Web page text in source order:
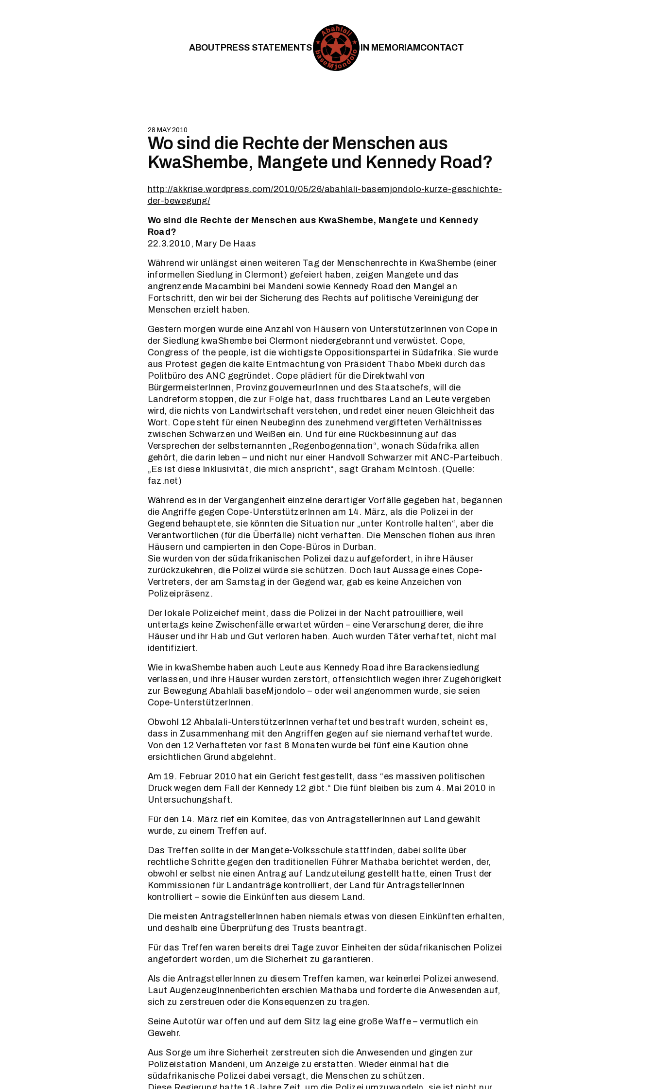
ABOUTPRESS STATEMENTS IN MEMORIAMCONTACT
28 MAY 2010
Wo sind die Rechte der Menschen aus
KwaShembe, Mangete und Kennedy Road?
http://akkrise.wordpress.com/2010/05/26/abahlali-basemjondolo-kurze-geschichte-
der-bewegung/
Wo sind die Rechte der Menschen aus KwaShembe, Mangete und Kennedy
Road?
22.3.2010, Mary De Haas
Während wir unlängst einen weiteren Tag der Menschenrechte in KwaShembe (einer
informellen Siedlung in Clermont) gefeiert haben, zeigen Mangete und das
angrenzende Macambini bei Mandeni sowie Kennedy Road den Mangel an
Fortschritt, den wir bei der Sicherung des Rechts auf politische Vereinigung der
Menschen erzielt haben.
Gestern morgen wurde eine Anzahl von Häusern von UnterstützerInnen von Cope in
der Siedlung kwaShembe bei Clermont niedergebrannt und verwüstet. Cope,
Congress of the people, ist die wichtigste Oppositionspartei in Südafrika. Sie wurde
aus Protest gegen die kalte Entmachtung von Präsident Thabo Mbeki durch das
Politbüro des ANC gegründet. Cope plädiert für die Direktwahl von
BürgermeisterInnen, ProvinzgouverneurInnen und des Staatschefs, will die
Landreform stoppen, die zur Folge hat, dass fruchtbares Land an Leute vergeben
wird, die nichts von Landwirtschaft verstehen, und redet einer neuen Gleichheit das
Wort. Cope steht für einen Neubeginn des zunehmend vergifteten Verhältnisses
zwischen Schwarzen und Weißen ein. Und für eine Rückbesinnung auf das
Versprechen der selbsternannten „Regenbogennation“, wonach Südafrika allen
gehört, die darin leben – und nicht nur einer Handvoll Schwarzer mit ANC-Parteibuch.
„Es ist diese Inklusivität, die mich anspricht“, sagt Graham McIntosh. (Quelle:
faz.net)
Während es in der Vergangenheit einzelne derartiger Vorfälle gegeben hat, begannen
die Angriffe gegen Cope-UnterstützerInnen am 14. März, als die Polizei in der
Gegend behauptete, sie könnten die Situation nur „unter Kontrolle halten“, aber die
Verantwortlichen (für die Überfälle) nicht verhaften. Die Menschen flohen aus ihren
Häusern und campierten in den Cope-Büros in Durban.
Sie wurden von der südafrikanischen Polizei dazu aufgefordert, in ihre Häuser
zurückzukehren, die Polizei würde sie schützen. Doch laut Aussage eines Cope-
Vertreters, der am Samstag in der Gegend war, gab es keine Anzeichen von
Polizeipräsenz.
Der lokale Polizeichef meint, dass die Polizei in der Nacht patrouilliere, weil
untertags keine Zwischenfälle erwartet würden – eine Verarschung derer, die ihre
Häuser und ihr Hab und Gut verloren haben. Auch wurden Täter verhaftet, nicht mal
identifiziert.
Wie in kwaShembe haben auch Leute aus Kennedy Road ihre Barackensiedlung
verlassen, und ihre Häuser wurden zerstört, offensichtlich wegen ihrer Zugehörigkeit
zur Bewegung Abahlali baseMjondolo – oder weil angenommen wurde, sie seien
Cope-UnterstützerInnen.
Obwohl 12 Ahbalali-UnterstützerInnen verhaftet und bestraft wurden, scheint es,
dass in Zusammenhang mit den Angriffen gegen auf sie niemand verhaftet wurde.
Von den 12 Verhafteten vor fast 6 Monaten wurde bei fünf eine Kaution ohne
ersichtlichen Grund abgelehnt.
Am 19. Februar 2010 hat ein Gericht festgestellt, dass “es massiven politischen
Druck wegen dem Fall der Kennedy 12 gibt.“ Die fünf bleiben bis zum 4. Mai 2010 in
Untersuchungshaft.
Für den 14. März rief ein Komitee, das von AntragstellerInnen auf Land gewählt
wurde, zu einem Treffen auf.
Das Treffen sollte in der Mangete-Volksschule stattfinden, dabei sollte über
rechtliche Schritte gegen den traditionellen Führer Mathaba berichtet werden, der,
obwohl er selbst nie einen Antrag auf Landzuteilung gestellt hatte, einen Trust der
Kommissionen für Landanträge kontrolliert, der Land für AntragstellerInnen
kontrolliert – sowie die Einkünften aus diesem Land.
Die meisten AntragstellerInnen haben niemals etwas von diesen Einkünften erhalten,
und deshalb eine Überprüfung des Trusts beantragt.
Für das Treffen waren bereits drei Tage zuvor Einheiten der südafrikanischen Polizei
angefordert worden, um die Sicherheit zu garantieren.
Als die AntragstellerInnen zu diesem Treffen kamen, war keinerlei Polizei anwesend.
Laut AugenzeugInnenberichten erschien Mathaba und forderte die Anwesenden auf,
sich zu zerstreuen oder die Konsequenzen zu tragen.
Seine Autotür war offen und auf dem Sitz lag eine große Waffe – vermutlich ein
Gewehr.
Aus Sorge um ihre Sicherheit zerstreuten sich die Anwesenden und gingen zur
Polizeistation Mandeni, um Anzeige zu erstatten. Wieder einmal hat die
südafrikanische Polizei dabei versagt, die Menschen zu schützen.